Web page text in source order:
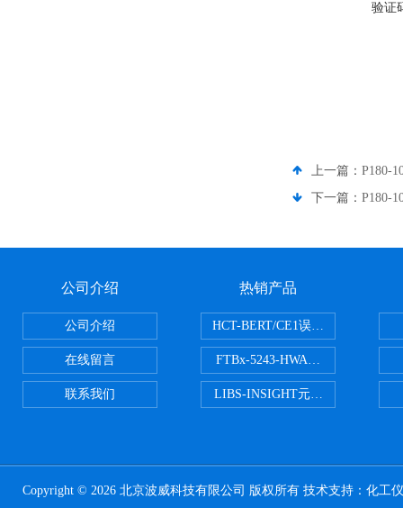
验证
上一篇： P180-
下一篇： P180-
公司介绍
公司介绍
在线留言
联系我们
热销产品
HCT-BERT/CE1误码测试仪
FTBx-5243-HWA光谱分析仪
LIBS-INSIGHT元素光谱分析仪
Copyright © 2026 北京波威科技有限公司 版权所有 技术支持： 化工